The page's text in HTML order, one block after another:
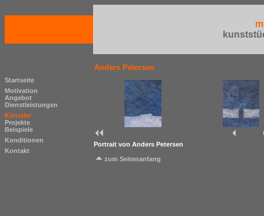
Startseite
Motivation
Angebot
Dienstleistungen
Künstler
Projekte
Beispiele
Konditionen
Kontakt
Anders Petersen
Portrait von Anders Petersen
zum Seitenanfang